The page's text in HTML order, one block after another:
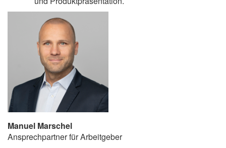
Manuel Marschel
Ansprechpartner für Arbeitgeber